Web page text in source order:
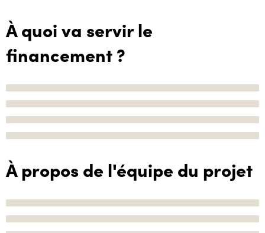
À quoi va servir le
financement ?
À propos de l'équipe du projet